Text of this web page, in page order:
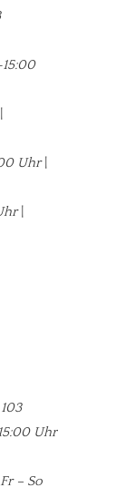
Uhr|
|
Uhr
– So